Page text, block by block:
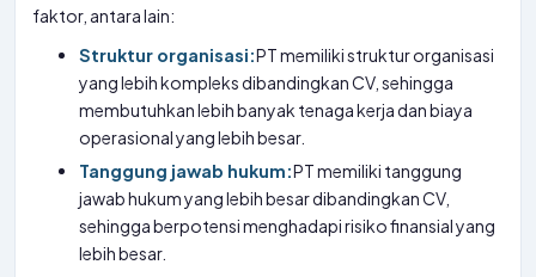
faktor, antara lain:
Struktur organisasi:PT memiliki struktur organisasi
yang lebih kompleks dibandingkan CV, sehingga
membutuhkan lebih banyak tenaga kerja dan biaya
operasional yang lebih besar.
Tanggung jawab hukum:PT memiliki tanggung
jawab hukum yang lebih besar dibandingkan CV,
sehingga berpotensi menghadapi risiko finansial yang
lebih besar.